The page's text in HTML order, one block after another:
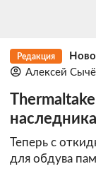
Редакция
Алексей
Теперь с
для обдува